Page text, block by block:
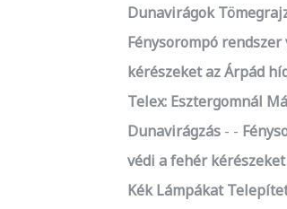
Dunavirágok
Fénysorompó
kérészeket az Árpád
Telex: Esztergomnál
Dunavirágzás
-
védi a fehér
Kék Lámpákat